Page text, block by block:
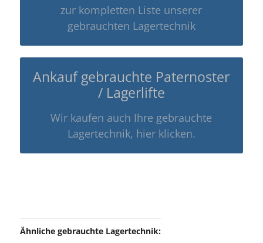
zur kompletten Liste unserer
gebrauchten Lagertechnik
Ankauf gebrauchte Paternoster
/ Lagerlifte
Wir kaufen auch Ihre gebrauchte
Lagertechnik, hier klicken.
Ähnliche gebrauchte Lagertechnik: